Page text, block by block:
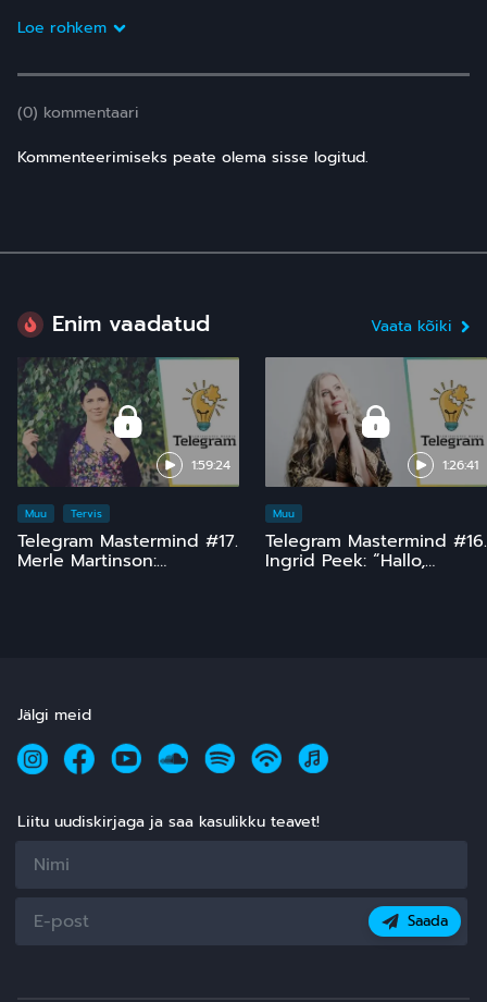
Loe rohkem
(0) kommentaari
Kommenteerimiseks peate olema sisse logitud.
Enim vaadatud Vaata kõiki
1:59:24
Muu Tervis
Telegram Mastermind #17.
Merle Martinson:
1:26:41
Muu
Telegram Mastermind #16.
Ingrid Peek: “Hallo,
Jälgi meid
Liitu uudiskirjaga ja saa kasulikku teavet!
Saada